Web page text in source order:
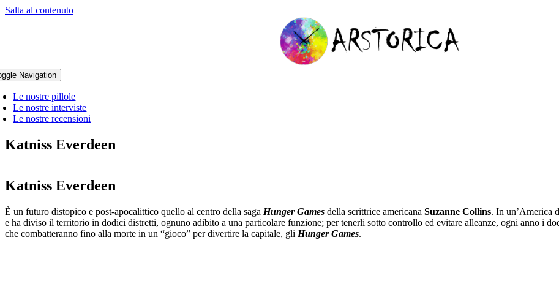
Salta al contenuto
Navigation
Le nostre pillole
Le nostre interviste
Le nostre recensioni
Katniss Everdeen
Katniss Everdeen
È un futuro distopico e post-apocalittico quello al centro della saga Hunger Games della scrittrice americana Suzanne Collins. In un’America
e ha diviso il territorio in dodici distretti, ognuno adibito a una particolare funzione; per tenerli sotto controllo ed evitare alleanze, ogni anno i
che combatteranno fino alla morte in un “gioco” per divertire la capitale, gli Hunger Games.